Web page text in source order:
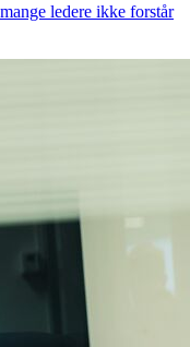
ledere ikke forstår